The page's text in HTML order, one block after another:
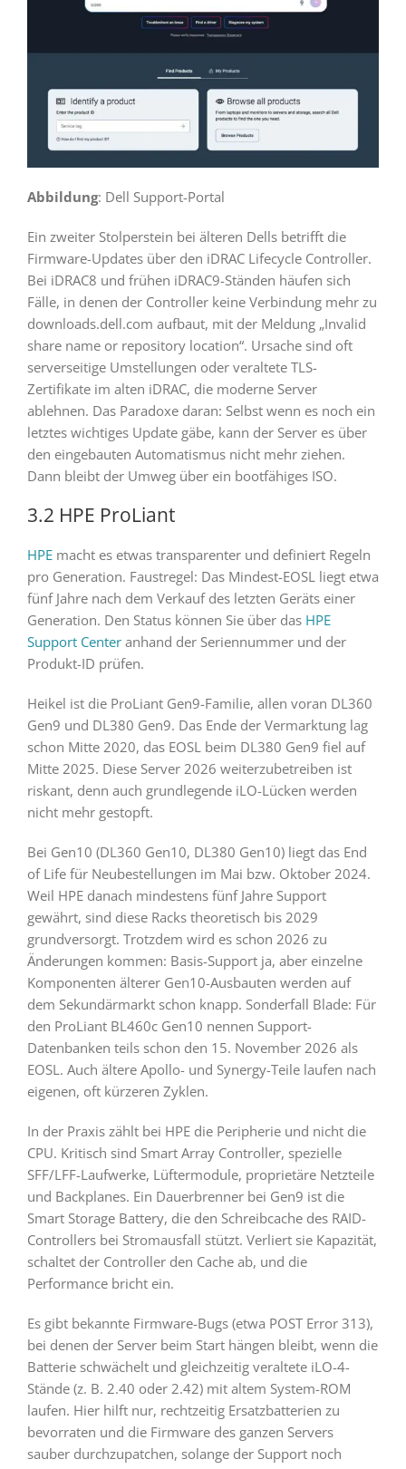
Abbildung: Dell Support-Portal
Ein zweiter Stolperstein bei älteren Dells betrifft die
Firmware-Updates über den iDRAC Lifecycle Controller.
Bei iDRAC8 und frühen iDRAC9-Ständen häufen sich
Fälle, in denen der Controller keine Verbindung mehr zu
downloads.dell.com aufbaut, mit der Meldung „Invalid
share name or repository location“. Ursache sind oft
serverseitige Umstellungen oder veraltete TLS-
Zertifikate im alten iDRAC, die moderne Server
ablehnen. Das Paradoxe daran: Selbst wenn es noch ein
letztes wichtiges Update gäbe, kann der Server es über
den eingebauten Automatismus nicht mehr ziehen.
Dann bleibt der Umweg über ein bootfähiges ISO.
3.2 HPE ProLiant
HPEmacht es etwas transparenter und definiert Regeln
pro Generation. Faustregel: Das Mindest-EOSL liegt etwa
fünf Jahre nach dem Verkauf des letzten Geräts einer
Generation. Den Status können Sie über das HPE
Support Centeranhand der Seriennummer und der
Produkt-ID prüfen.
Heikel ist die ProLiant Gen9-Familie, allen voran DL360
Gen9 und DL380 Gen9. Das Ende der Vermarktung lag
schon Mitte 2020, das EOSL beim DL380 Gen9 fiel auf
Mitte 2025. Diese Server 2026 weiterzubetreiben ist
riskant, denn auch grundlegende iLO-Lücken werden
nicht mehr gestopft.
Bei Gen10 (DL360 Gen10, DL380 Gen10) liegt das End
of Life für Neubestellungen im Mai bzw. Oktober 2024.
Weil HPE danach mindestens fünf Jahre Support
gewährt, sind diese Racks theoretisch bis 2029
grundversorgt. Trotzdem wird es schon 2026 zu
Änderungen kommen: Basis-Support ja, aber einzelne
Komponenten älterer Gen10-Ausbauten werden auf
dem Sekundärmarkt schon knapp. Sonderfall Blade: Für
den ProLiant BL460c Gen10 nennen Support-
Datenbanken teils schon den 15. November 2026 als
EOSL. Auch ältere Apollo- und Synergy-Teile laufen nach
eigenen, oft kürzeren Zyklen.
In der Praxis zählt bei HPE die Peripherie und nicht die
CPU. Kritisch sind Smart Array Controller, spezielle
SFF/LFF-Laufwerke, Lüftermodule, proprietäre Netzteile
und Backplanes. Ein Dauerbrenner bei Gen9 ist die
Smart Storage Battery, die den Schreibcache des RAID-
Controllers bei Stromausfall stützt. Verliert sie Kapazität,
schaltet der Controller den Cache ab, und die
Performance bricht ein.
Es gibt bekannte Firmware-Bugs (etwa POST Error 313),
bei denen der Server beim Start hängen bleibt, wenn die
Batterie schwächelt und gleichzeitig veraltete iLO-4-
Stände (z. B. 2.40 oder 2.42) mit altem System-ROM
laufen. Hier hilft nur, rechtzeitig Ersatzbatterien zu
bevorraten und die Firmware des ganzen Servers
sauber durchzupatchen, solange der Support noch